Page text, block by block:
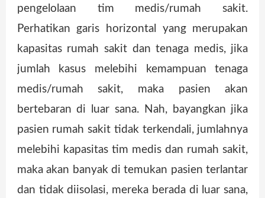
pengelolaan tim medis/rumah sakit.
Perhatikan garis horizontal yang merupakan
kapasitas rumah sakit dan tenaga medis, jika
jumlah kasus melebihi kemampuan tenaga
medis/rumah sakit, maka pasien akan
bertebaran di luar sana. Nah, bayangkan jika
pasien rumah sakit tidak terkendali, jumlahnya
melebihi kapasitas tim medis dan rumah sakit,
maka akan banyak di temukan pasien terlantar
dan tidak diisolasi, mereka berada di luar sana,